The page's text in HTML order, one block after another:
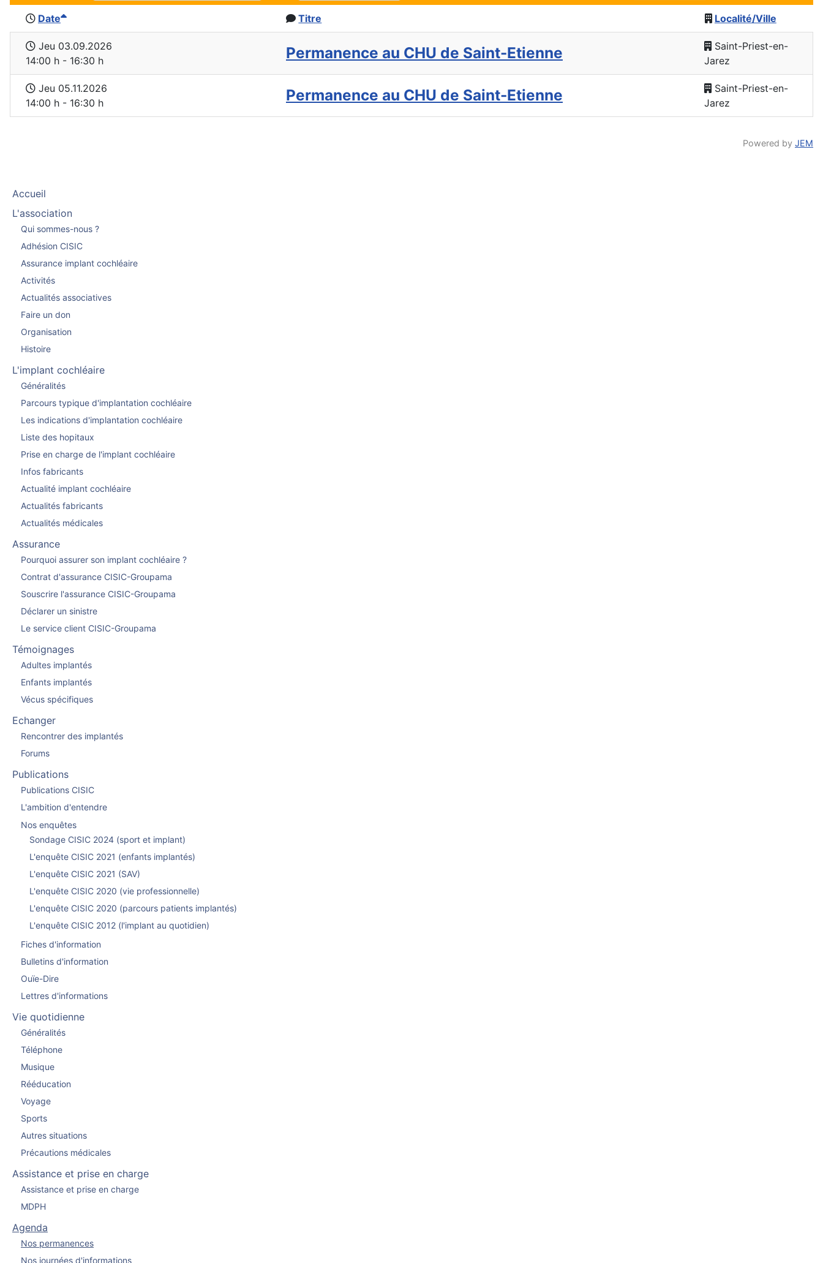
Date Titre Localité/Ville
Jeu 03.09.2026
14:00 h - 16:30 h
Permanence au CHU de Saint-Etienne
Saint-Priest-en-
Jarez
Jeu 05.11.2026
14:00 h - 16:30 h
Permanence au CHU de Saint-Etienne
Saint-Priest-en-
Jarez
Powered by JEM
Accueil
L'association
Qui sommes-nous ?
Adhésion CISIC
Assurance implant cochléaire
Activités
Actualités associatives
Faire un don
Organisation
Histoire
L'implant cochléaire
Généralités
Parcours typique d'implantation cochléaire
Les indications d'implantation cochléaire
Liste des hopitaux
Prise en charge de l'implant cochléaire
Infos fabricants
Actualité implant cochléaire
Actualités fabricants
Actualités médicales
Assurance
Pourquoi assurer son implant cochléaire ?
Contrat d'assurance CISIC-Groupama
Souscrire l'assurance CISIC-Groupama
Déclarer un sinistre
Le service client CISIC-Groupama
Témoignages
Adultes implantés
Enfants implantés
Vécus spécifiques
Echanger
Rencontrer des implantés
Forums
Publications
Publications CISIC
L'ambition d'entendre
Nos enquêtes
Sondage CISIC 2024 (sport et implant)
L'enquête CISIC 2021 (enfants implantés)
L'enquête CISIC 2021 (SAV)
L'enquête CISIC 2020 (vie professionnelle)
L'enquête CISIC 2020 (parcours patients implantés)
L'enquête CISIC 2012 (l'implant au quotidien)
Fiches d'information
Bulletins d'information
Ouïe-Dire
Lettres d'informations
Vie quotidienne
Généralités
Téléphone
Musique
Rééducation
Voyage
Sports
Autres situations
Précautions médicales
Assistance et prise en charge
Assistance et prise en charge
MDPH
Agenda
Nos permanences
Nos journées d'informations